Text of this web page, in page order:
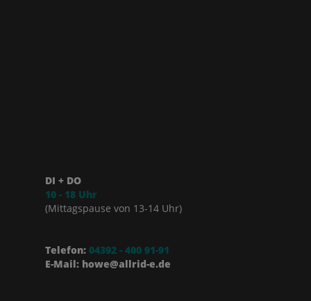
DI + DO
10 - 18 Uhr
(Mittagspause von 13-14 Uhr)
Telefon: 04392 - 400 91-91
E-Mail: howe@allrid-e.de